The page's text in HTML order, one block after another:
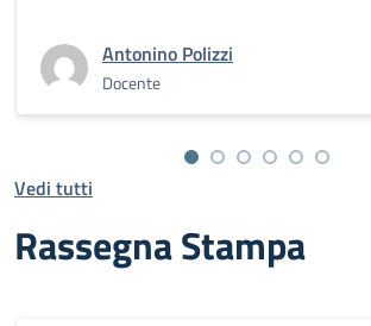
Antonino Polizzi
Docente
Vedi tutti
Rassegna Stampa